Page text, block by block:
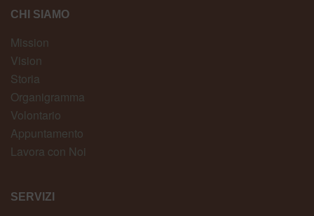
CHI SIAMO
Mission
Vision
Storia
Organigramma
Volontario
Appuntamento
Lavora con Noi
SERVIZI